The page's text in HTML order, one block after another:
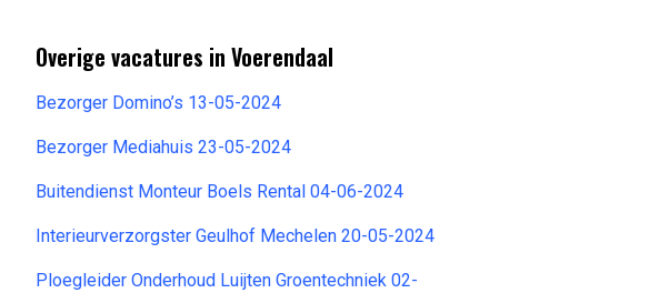
Overige vacatures in Voerendaal
Bezorger Domino’s 13-05-2024
Bezorger Mediahuis 23-05-2024
Buitendienst Monteur Boels Rental 04-06-2024
Interieurverzorgster Geulhof Mechelen 20-05-2024
Ploegleider Onderhoud Luijten Groentechniek 02-